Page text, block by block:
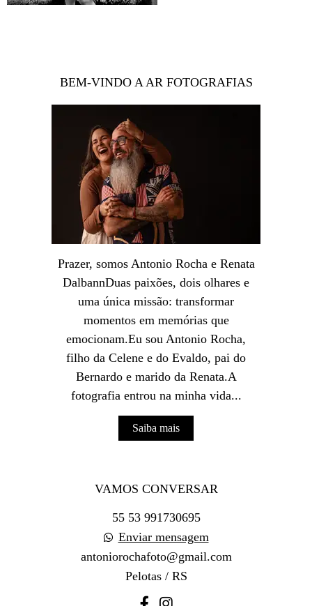
BEM-VINDO A AR FOTOGRAFIAS
Prazer, somos Antonio Rocha e Renata
DalbannDuas paixões, dois olhares e
uma única missão: transformar
momentos em memórias que
emocionam.Eu sou Antonio Rocha,
filho da Celene e do Evaldo, pai do
Bernardo e marido da Renata.A
fotografia entrou na minha vida...
Saiba mais
VAMOS CONVERSAR
55 53 991730695
Enviar mensagem
antoniorochafoto@gmail.com
Pelotas / RS